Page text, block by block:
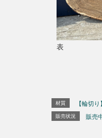
表
材質 【輪切
販売状況 販売